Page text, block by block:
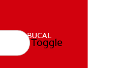
SALUD BUCAL
SALUD BUCAL
Toggle
sus